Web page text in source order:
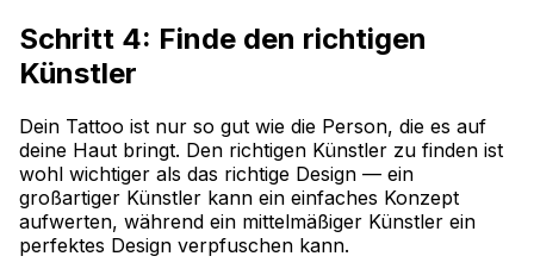
Schritt 4: Finde den richtigen
Künstler
Dein Tattoo ist nur so gut wie die Person, die es auf
deine Haut bringt. Den richtigen Künstler zu finden ist
wohl wichtiger als das richtige Design — ein
großartiger Künstler kann ein einfaches Konzept
aufwerten, während ein mittelmäßiger Künstler ein
perfektes Design verpfuschen kann.